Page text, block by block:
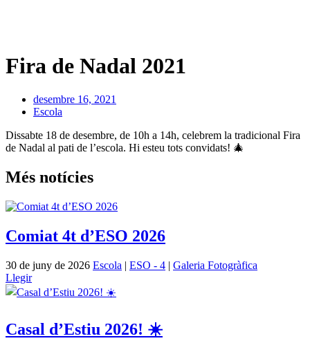
Fira de Nadal 2021
desembre 16, 2021
Escola
Dissabte 18 de desembre, de 10h a 14h, celebrem la tradicional Fira
de Nadal al pati de l’escola. Hi esteu tots convidats! 🎄
Més notícies
Comiat 4t d’ESO 2026
30 de juny de 2026 Escola | ESO - 4 | Galeria Fotogràfica
Llegir
Casal d’Estiu 2026! ☀️